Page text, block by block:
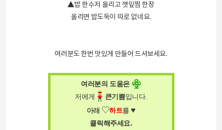
▲밥 한수저 올리고 깻잎찜 한장
올리면 밥도둑이 따로 없네요.
여러분도 한번 맛있게 만들어 드셔보세요.
여러분의 도움은
저에게
큰기쁨입니다.
아래 ♡하트를 ♥
클릭해주세요.